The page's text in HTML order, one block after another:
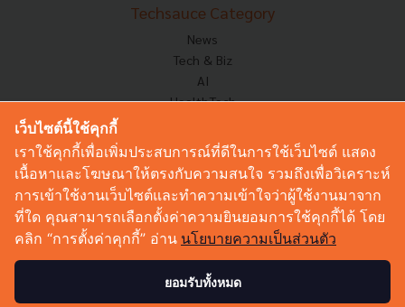
Techsauce Category
News
Tech & Biz
AI
HealthTech
Corp Innov
Saucy Thoughts
Based On
Sustainable
Videos
Podcast
เว็บไซต์นี้ใช้คุกกี้
เราใช้คุกกี้เพื่อเพิ่มประสบการณ์ที่ดีในการใช้เว็บไซต์ แสดง
เนื้อหาและโฆษณาให้ตรงกับความสนใจ รวมถึงเพื่อวิเคราะห์
การเข้าใช้งานเว็บไซต์และทำความเข้าใจว่าผู้ใช้งานมาจาก
ที่ใด คุณสามารถเลือกตั้งค่าความยินยอมการใช้คุกกี้ได้ โดย
คลิก “การตั้งค่าคุกกี้” อ่าน นโยบายความเป็นส่วนตัว
ยอมรับทั้งหมด